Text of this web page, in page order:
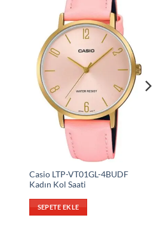
Casio LTP-VT01GL-4BUDF
Kadın Kol Saati
SEPETE EKLE